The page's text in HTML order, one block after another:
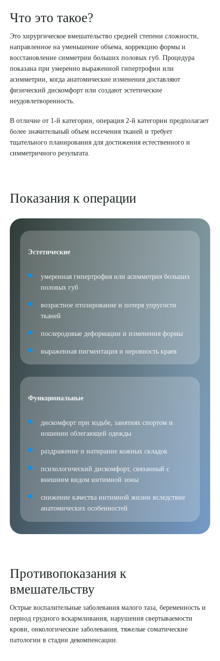
8 (863) 309-05-06
ЗАКАЗАТЬ ЗВОНОК
Что это такое?
Это хирургическое вмешательство средней степени сложности,
направленное на уменьшение объема, коррекцию формы и
восстановление симметрии больших половых губ. Процедура
показана при умеренно выраженной гипертрофии или
асимметрии, когда анатомические изменения доставляют
физический дискомфорт или создают эстетические
неудовлетворенность.
В отличие от 1-й категории, операция 2-й категории предполагает
более значительный объем иссечения тканей и требует
тщательного планирования для достижения естественного и
симметричного результата.
Показания к операции
Эстетические
умеренная гипертрофия или асимметрия больших
половых губ
возрастное птозирование и потеря упругости
тканей
послеродовые деформации и изменения формы
выраженная пигментация и неровность краев
Функциональные
дискомфорт при ходьбе, занятиях спортом и
ношении облегающей одежды
раздражение и натирание кожных складок
психологический дискомфорт, связанный с
внешним видом интимной зоны
снижение качества интимной жизни вследствие
анатомических особенностей
Противопоказания к
вмешательству
Острые воспалительные заболевания малого таза, беременность и
период грудного вскармливания, нарушения свертываемости
крови, онкологические заболевания, тяжелые соматические
патологии в стадии декомпенсации.